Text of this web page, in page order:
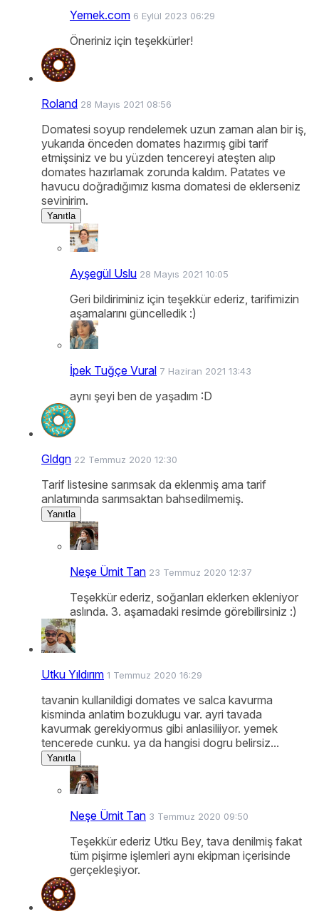
Yemek.com 6 Eylül 2023 06:29
Öneriniz için teşekkürler!
Roland 28 Mayıs 2021 08:56
Domatesi soyup rendelemek uzun zaman alan bir iş,
yukarıda önceden domates hazırmış gibi tarif
etmişsiniz ve bu yüzden tencereyi ateşten alıp
domates hazırlamak zorunda kaldım. Patates ve
havucu doğradığımız kısma domatesi de eklerseniz
sevinirim.
Yanıtla
Ayşegül Uslu 28 Mayıs 2021 10:05
Geri bildiriminiz için teşekkür ederiz, tarifimizin
aşamalarını güncelledik :)
İpek Tuğçe Vural 7 Haziran 2021 13:43
aynı şeyi ben de yaşadım :D
Gldgn 22 Temmuz 2020 12:30
Tarif listesine sarımsak da eklenmiş ama tarif
anlatımında sarımsaktan bahsedilmemiş.
Yanıtla
Neşe Ümit Tan 23 Temmuz 2020 12:37
Teşekkür ederiz, soğanları eklerken ekleniyor
aslında. 3. aşamadaki resimde görebilirsiniz :)
Utku Yıldırım 1 Temmuz 2020 16:29
tavanin kullanildigi domates ve salca kavurma
kisminda anlatim bozuklugu var. ayri tavada
kavurmak gerekiyormus gibi anlasiliiyor. yemek
tencerede cunku. ya da hangisi dogru belirsiz...
Yanıtla
Neşe Ümit Tan 3 Temmuz 2020 09:50
Teşekkür ederiz Utku Bey, tava denilmiş fakat
tüm pişirme işlemleri aynı ekipman içerisinde
gerçekleşiyor.